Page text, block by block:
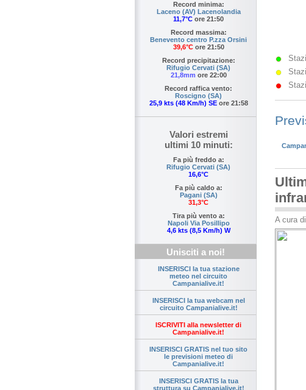
Record minima:
Laceno (AV) Lacenolandia
11,7°C ore 21:50
Record massima:
Benevento centro P.zza Orsini
39,6°Core 21:50
Record precipitazione:
Rifugio Cervati (SA)
21,8mm ore 22:00
Record raffica vento:
Roscigno (SA)
25,9 kts (48 Km/h) SEore 21:58
Valori estremi
ultimi 10 minuti:
Fa più freddo a:
Rifugio Cervati (SA)
16,6°C
Fa più caldo a:
Pagani (SA)
31,3°C
Tira più vento a:
Napoli Via Posillipo
4,6 kts (8,5 Km/h) W
Unisciti a noi!
INSERISCI la tua stazione
meteo nel circuito
Campanialive.it!
INSERISCI la tua webcam nel
circuito Campanialive.it!
ISCRIVITI alla newsletter di
Campanialive.it!
INSERISCI GRATIS nel tuo sito
le previsioni meteo di
Campanialive.it!
INSERISCI GRATIS la tua
struttura su Campanialive.it!
A cura